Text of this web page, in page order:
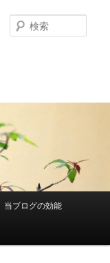
索
当ブログの効能